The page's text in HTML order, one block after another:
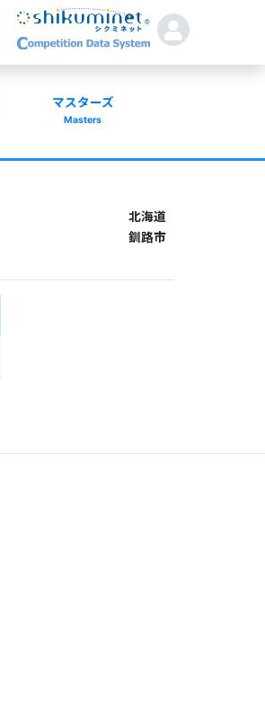
マスターズ
Masters
北海道
釧路市